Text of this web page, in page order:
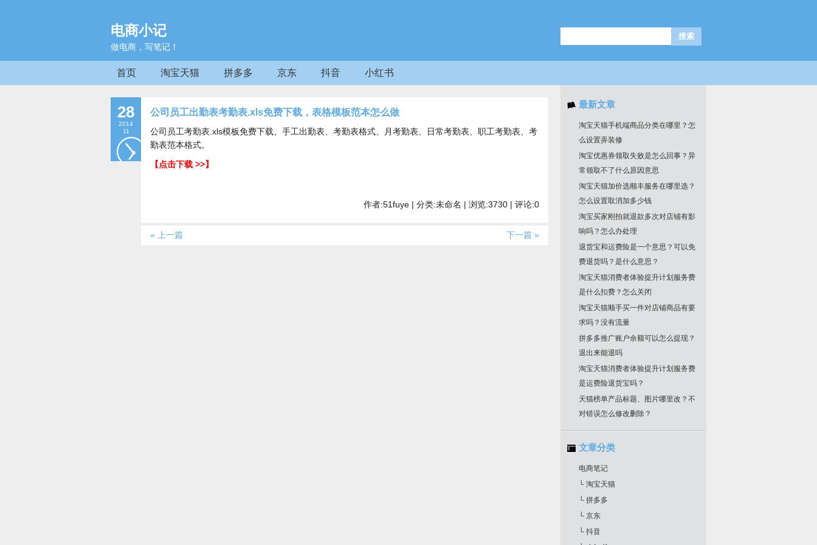
电商小记
做电商，写笔记！
首页 淘宝天猫 拼多多 京东 抖音 小红书
28
2014
11
公司员工出勤表考勤表.xls免费下载，表格模板范本怎么做
公司员工考勤表.xls模板免费下载、手工出勤表、考勤表格式、月考勤表、日常考勤表、职工考勤表、考
勤表范本格式。
【点击下载 >>】
作者:51fuye | 分类:未命名 | 浏览:3730 | 评论:0
« 上一篇 下一篇 »
最新文章
淘宝天猫手机端商品分类在哪里？怎
么设置弄装修
淘宝优惠券领取失败是怎么回事？异
常领取不了什么原因意思
淘宝天猫加价选顺丰服务在哪里选？
怎么设置取消加多少钱
淘宝买家刚拍就退款多次对店铺有影
响吗？怎么办处理
退货宝和运费险是一个意思？可以免
费退货吗？是什么意思？
淘宝天猫消费者体验提升计划服务费
是什么扣费？怎么关闭
淘宝天猫顺手买一件对店铺商品有要
求吗？没有流量
拼多多推广账户余额可以怎么提现？
退出来能退吗
淘宝天猫消费者体验提升计划服务费
是运费险退货宝吗？
天猫榜单产品标题、图片哪里改？不
对错误怎么修改删除？
文章分类
电商笔记
└ 淘宝天猫
└ 拼多多
└ 京东
└ 抖音